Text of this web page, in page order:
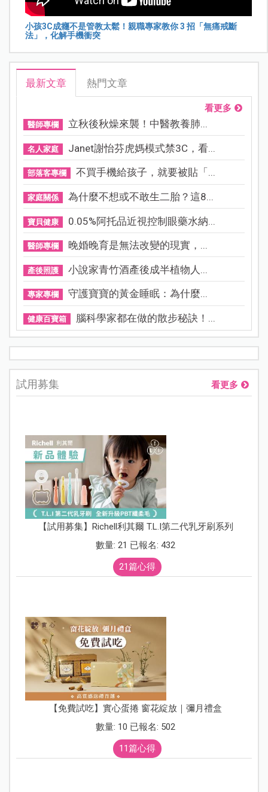
小孩3C成癮不是管教太鬆！親職專家教你 3 招「無痛戒斷
法」，化解手機衝突
最新文章 熱門文章
看更多
醫師專欄 立秋後秋燥來襲！中醫教養肺...
名人家庭 Janet謝怡芬虎媽模式禁3C，看...
部落客專欄 不買手機給孩子，就要被貼「...
家庭關係 為什麼不想或不敢生二胎？這8...
寶貝健康 0.05%阿托品近視控制眼藥水納...
醫師專欄 晚婚晚育是無法改變的現實，...
產後照護 小說家青竹酒產後成半植物人...
專家專欄 守護寶寶的黃金睡眠：為什麼...
健康百寶箱 腦科學家都在做的散步秘訣！...
試用募集 看更多
【試用募集】Richell利其爾 T.L.I第二代乳牙刷系列
數量: 21 已報名: 432
21篇心得
【免費試吃】實心蛋捲 窗花綻放｜彌月禮盒
數量: 10 已報名: 502
11篇心得